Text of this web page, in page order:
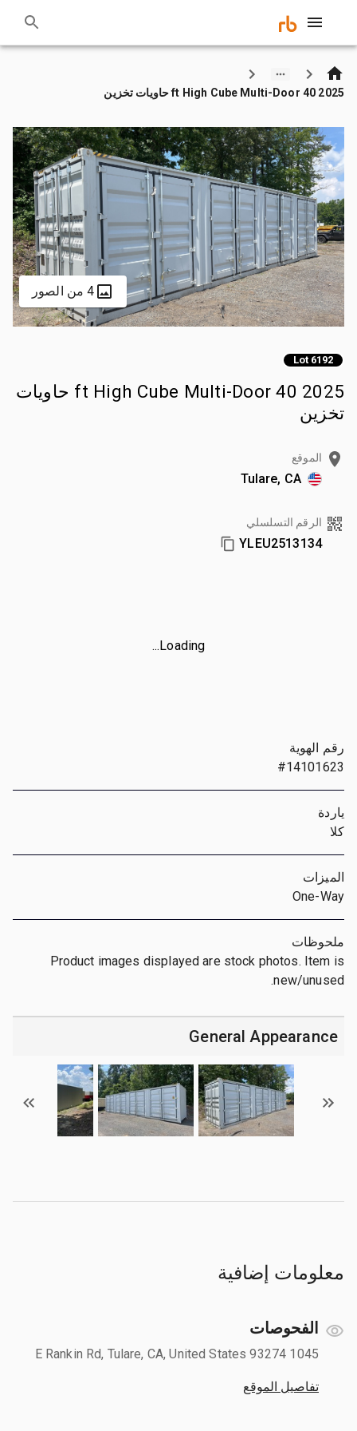
2025 40 ft High Cube Multi-Door حاويات تخزين
4 من الصور
Lot 6192
2025 40 ft High Cube Multi-Door حاويات
تخزين
الموقع
Tulare, CA
الرقم التسلسلي
YLEU2513134
Loading...
رقم الهوية
#14101623
ياردة
كلا
الميزات
One-Way
ملحوظات
Product images displayed are stock photos. Item is
new/unused.
General Appearance
معلومات إضافية
الفحوصات
1045 E Rankin Rd, Tulare, CA, United States 93274
تفاصيل الموقع